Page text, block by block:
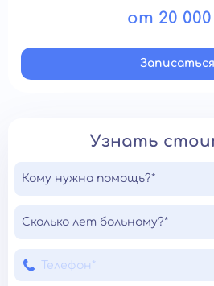
от 20
Записатьcя
Узнать
Кому нужна помощь?*
Сколько лет больному?*